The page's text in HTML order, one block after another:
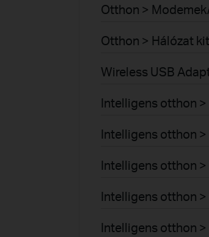
Otthon >
Otthon > Hálózat
Wireless USB
Intelligens otthon
Intelligens otthon
Intelligens otthon >
Intelligens otthon >
Intelligens otthon